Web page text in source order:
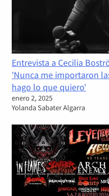
Entrevista a Cecilia
'Nunca me importaron
hago lo que quiero'
enero 2, 2025
Yolanda Sabater Algarra